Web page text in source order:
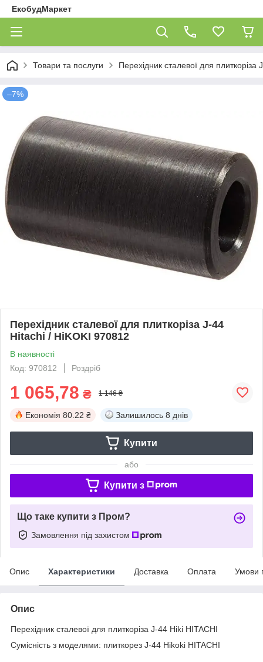
ЕкобудМаркет
Товари та послуги Перехідник сталевої для
–7%
Перехідник сталевої для плиткоріза J-44
Hitachi / HiKOKI 970812
В наявності
Код: 970812
Роздріб
1 065,78 ₴ 1 146 ₴
Економія 80.22 ₴ Залишилось 8 днів
Купити
або
Купити з
Що таке купити з Пром?
Замовлення під захистом
Опис Характеристики Доставка Оплата Умови
Опис
Перехідник сталевої для плиткоріза J-44 Hiki HITACHI
Сумісність з моделями: плиткорез J-44 Hikoki HITACHI